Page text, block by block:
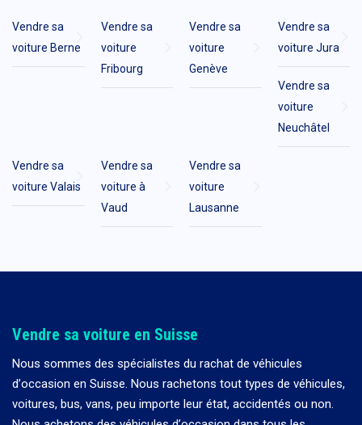
Vendre sa
voiture Berne
Vendre sa
voiture
Fribourg
Vendre sa
voiture
Genève
Vendre sa
voiture Jura
Vendre sa
voiture
Neuchâtel
Vendre sa
voiture Valais
Vendre sa
voiture à
Vaud
Vendre sa
voiture
Lausanne
Vendre sa voiture en Suisse
Nous sommes des spécialistes du rachat de véhicules
d’occasion en Suisse. Nous rachetons tout types de véhicules,
voitures, bus, vans, peu importe leur état, accidentés ou non.